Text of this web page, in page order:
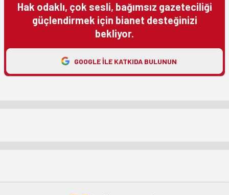
Hak odaklı, çok sesli, bağımsız gazeteciliği
güçlendirmek için bianet desteğinizi
bekliyor.
GOOGLE ILE KATKIDA BULUNUN